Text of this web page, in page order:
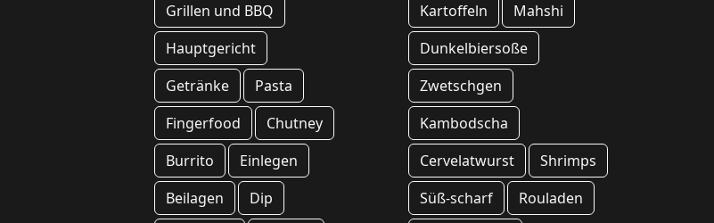
Grillen und BBQ
Hauptgericht
Getränke
Pasta
Fingerfood
Chutney
Burrito
Einlegen
Beilagen
Dip
Kartoffeln
Mahshi
Dunkelbiersoße
Zwetschgen
Kambodscha
Cervelatwurst
Shrimps
Süß-scharf
Rouladen